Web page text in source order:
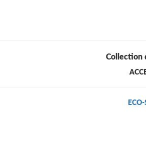
Collection